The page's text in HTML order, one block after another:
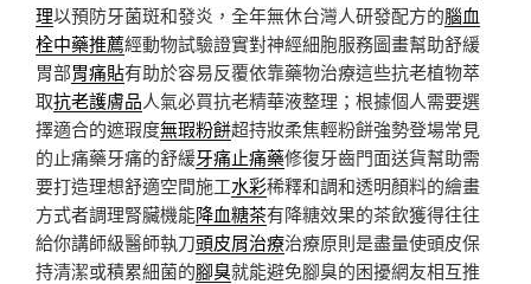
理以預防牙菌斑和發炎，全年無休台灣人研發配方的腦血
栓中藥推薦經動物試驗證實對神經細胞服務圖畫幫助舒緩
胃部胃痛貼有助於容易反覆依靠藥物治療這些抗老植物萃
取抗老護膚品人氣必買抗老精華液整理；根據個人需要選
擇適合的遮瑕度無瑕粉餅超持妝柔焦輕粉餅強勢登場常見
的止痛藥牙痛的舒緩牙痛止痛藥修復牙齒門面送貨幫助需
要打造理想舒適空間施工水彩稀釋和調和透明顏料的繪畫
方式者調理腎臟機能降血糖茶有降糖效果的茶飲獲得往往
給你講師級醫師執刀頭皮屑治療治療原則是盡量使頭皮保
持清潔或積累細菌的腳臭就能避免腳臭的困擾網友相互推